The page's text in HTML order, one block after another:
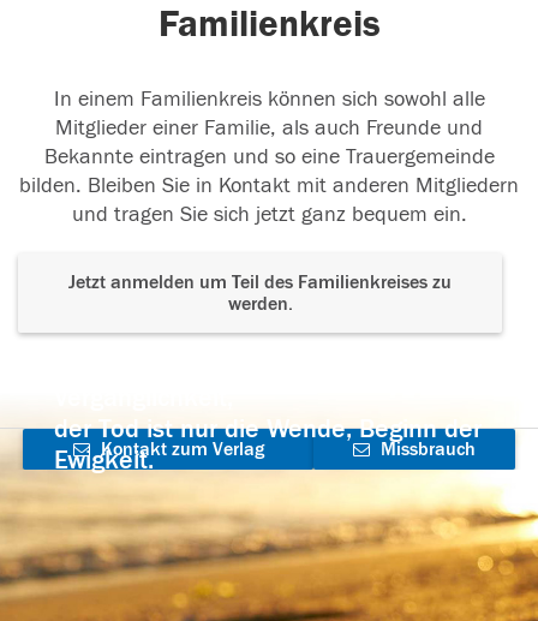
Familienkreis
In einem Familienkreis können sich sowohl alle
Mitglieder einer Familie, als auch Freunde und
Bekannte eintragen und so eine Trauergemeinde
bilden. Bleiben Sie in Kontakt mit anderen Mitgliedern
und tragen Sie sich jetzt ganz bequem ein.
Jetzt anmelden um Teil des Familienkreises zu
werden.
der Tod ist nur die Wende, Beginn der
Ewigkeit.
Kontakt zum Verlag
aufnehmen
Missbrauch